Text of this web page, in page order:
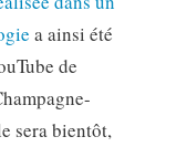
a ainsi été
de
sera bientôt,